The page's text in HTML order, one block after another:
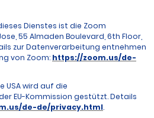
Dienstes ist die Zoom
55 Almaden Boulevard, 6th Floor,
zur Datenverarbeitung entnehmen
von Zoom: https://zoom.us/de-
USA wird auf die
EU-Kommission gestützt. Details
de-de/privacy.html.